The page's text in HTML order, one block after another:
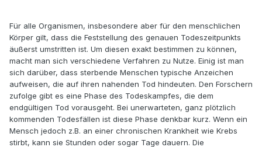
Für alle Organismen, insbesondere aber für den menschlichen
Körper gilt, dass die Feststellung des genauen Todeszeitpunkts
äußerst umstritten ist. Um diesen exakt bestimmen zu können,
macht man sich verschiedene Verfahren zu Nutze. Einig ist man
sich darüber, dass sterbende Menschen typische Anzeichen
aufweisen, die auf ihren nahenden Tod hindeuten. Den Forschern
zufolge gibt es eine Phase des Todeskampfes, die dem
endgültigen Tod vorausgeht. Bei unerwarteten, ganz plötzlich
kommenden Todesfällen ist diese Phase denkbar kurz. Wenn ein
Mensch jedoch z.B. an einer chronischen Krankheit wie Krebs
stirbt, kann sie Stunden oder sogar Tage dauern. Die